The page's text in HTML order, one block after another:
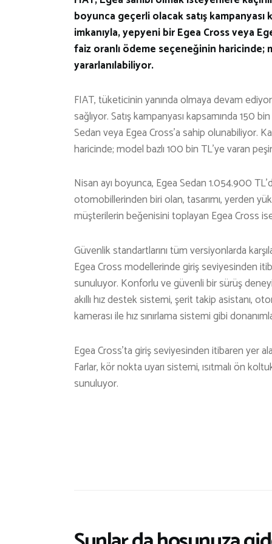
boyunca geçerli olacak satış kampanyası
imkanıyla, yepyeni bir Egea Cross veya
faiz oranlı ödeme seçeneğinin haricinde;
yararlanılabiliyor.
FIAT, tüketicinin yanında olmaya devam
sağlıyor. Satış kampanyası kapsamında 150
Sedan veya Egea Cross’a sahip olunabiliyor.
haricinde; model bazlı 100 bin TL’ye varan
Nisan ayı boyunca, Egea Sedan 1.054.900
otomobillerinden biri olan, tasarımı, yerden
müşterilerin beğenisini toplayan Egea Cross
Güvenlik standartlarını tüm versiyonlarda
Egea Cross modellerinde giriş seviyesinden
sunuluyor. Konforlu ve güvenli bir sürüş
akıllı hız destek sistemi, şerit takip asistanı,
kamerası ile hız sınırlama sistemi gibi
Egea Cross’ta giriş seviyesinden itibaren yer
Farlar, kör nokta uyarı sistemi, ısıtmalı ön
sunuluyor.